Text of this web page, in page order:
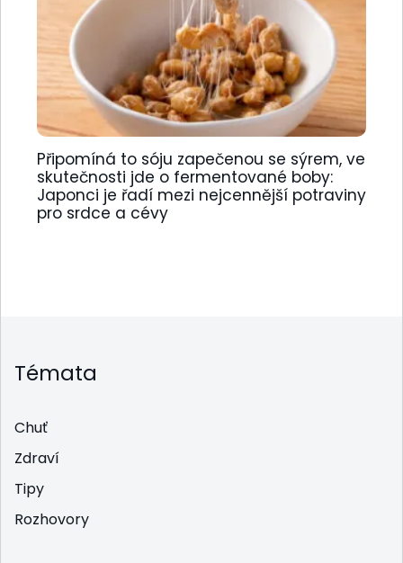
Připomíná to sóju zapečenou se sýrem, ve
skutečnosti jde o fermentované boby:
Japonci je řadí mezi nejcennější potraviny
pro srdce a cévy
Témata
Chuť
Zdraví
Tipy
Rozhovory